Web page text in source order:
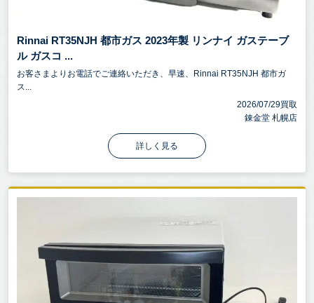
Rinnai RT35NJH 都市ガス 2023年製 リンナイ ガステーブ
ル ガスコ ...
お客さまよりお電話でご連絡いただき、早速、Rinnai RT35NJH 都市ガ
ス...
2026/07/29買取
錬金堂 札幌店
詳しく見る